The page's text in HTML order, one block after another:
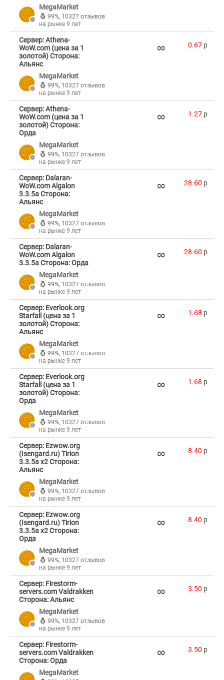
MegaMarket
99%, 10327 отзывов
на рынке 9 лет
Сервер: Athena-
WoW.com (цена за 1
золотой) Сторона:
Альянс
MegaMarket
99%, 10327 отзывов
на рынке 9 лет
∞ 0.67 p
Сервер: Athena-
WoW.com (цена за 1
золотой) Сторона:
Орда
MegaMarket
99%, 10327 отзывов
на рынке 9 лет
∞ 1.27 p
Сервер: Dalaran-
WoW.com Algalon
3.3.5a Сторона:
Альянс
MegaMarket
99%, 10327 отзывов
на рынке 9 лет
∞ 28.60 p
Сервер: Dalaran-
WoW.com Algalon
3.3.5a Сторона: Орда
MegaMarket
99%, 10327 отзывов
на рынке 9 лет
∞ 28.60 p
Сервер: Everlook.org
Starfall (цена за 1
золотой) Сторона:
Альянс
MegaMarket
99%, 10327 отзывов
на рынке 9 лет
∞ 1.68 p
Сервер: Everlook.org
Starfall (цена за 1
золотой) Сторона:
Орда
MegaMarket
99%, 10327 отзывов
на рынке 9 лет
∞ 1.68 p
Сервер: Ezwow.org
(Isengard.ru) Tirion
3.3.5a x2 Сторона:
Альянс
MegaMarket
99%, 10327 отзывов
на рынке 9 лет
∞ 8.40 p
Сервер: Ezwow.org
(Isengard.ru) Tirion
3.3.5a x2 Сторона:
Орда
MegaMarket
99%, 10327 отзывов
на рынке 9 лет
∞ 8.40 p
Сервер: Firestorm-
servers.com Valdrakken
Сторона: Альянс
MegaMarket
99%, 10327 отзывов
на рынке 9 лет
∞ 3.50 p
Сервер: Firestorm-
servers.com Valdrakken
Сторона: Орда
MegaMarket
∞ 3.50 p